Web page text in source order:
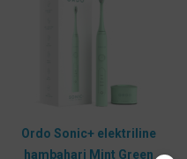
Ordo Sonic+ elektriline
hambahari Mint Green